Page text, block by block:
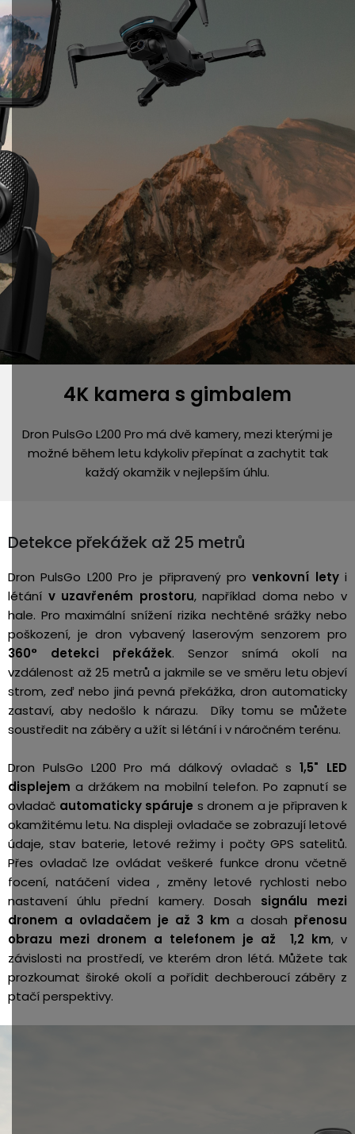
4K kamera s gimbalem
Dron PulsGo L200 Pro má dvě kamery, mezi kterými je
možné během letu kdykoliv přepínat a zachytit tak
každý okamžik v nejlepším úhlu.
Detekce překážek až 25 metrů
Dron PulsGo L200 Pro je připravený provenkovní letyi
létání v uzavřeném prostoru, například doma nebo v
hale. Pro maximální snížení rizika nechtěné srážky nebo
poškození, je dron vybavený laserovým senzorem pro
360° detekci překážek. Senzor snímá okolí na
vzdálenost až 25 metrů a jakmile se ve směru letu objeví
strom, zeď nebo jiná pevná překážka, dron automaticky
zastaví, aby nedošlo k nárazu. Díky tomu se můžete
soustředit na záběry a užít si létání i v náročném terénu.
Dron PulsGo L200 Pro má dálkový ovladač s 1,5" LED
displejem a držákem na mobilní telefon. Po zapnutí se
ovladač automaticky spáruje s dronem a je připraven k
okamžitému letu. Na displeji ovladače se zobrazují letové
údaje, stav baterie, letové režimy i počty GPS satelitů.
Přes ovladač lze ovládat veškeré funkce dronu včetně
focení, natáčení videa , změny letové rychlosti nebo
nastavení úhlu přední kamery. Dosah signálu mezi
dronem a ovladačem je až 3 km a dosah přenosu
obrazu mezi dronem a telefonem je až 1,2 km, v
závislosti na prostředí, ve kterém dron létá. Můžete tak
prozkoumat široké okolí a pořídit dechberoucí záběry z
ptačí perspektivy.